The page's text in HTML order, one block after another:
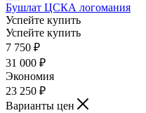
Бушлат ЦСКА логомания
Успейте купить
Успейте купить
7 750 ₽
31 000 ₽
Экономия
23 250 ₽
Варианты цен